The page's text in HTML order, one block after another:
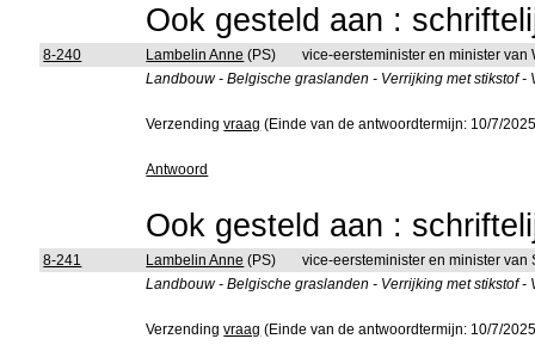
Ook gesteld aan :
8-240 Lambelin Anne (PS)
vice-eersteminister en minister
Landbouw - Belgische graslanden - Verrijking met stikstof
Verzendingvraag (Einde van de antwoordtermijn: 10/7/
Antwoord
Ook gesteld aan :
8-241 Lambelin Anne (PS)
vice-eersteminister en minister
Landbouw - Belgische graslanden - Verrijking met stikstof
Verzendingvraag (Einde van de antwoordtermijn: 10/7/